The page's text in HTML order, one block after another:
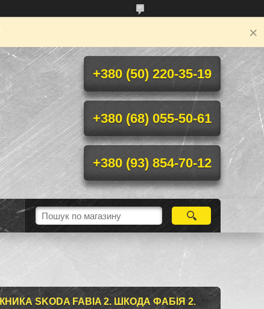
+380 (50) 220-35-19
+380 (68) 055-50-61
+380 (93) 854-70-12
SKODA FABIA 2. ШКОДА ФАБІЯ 2.